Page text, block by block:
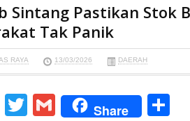
Sintang Pastikan Stok
Tak Panik
RAYA 13/03/2026 DAERAH
WhatsApp
TwitterGmail
Share